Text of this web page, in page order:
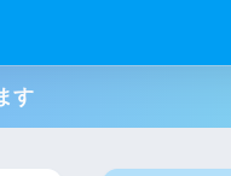
す